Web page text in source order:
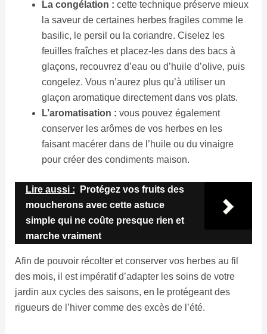
La congélation : cette technique préserve mieux
la saveur de certaines herbes fragiles comme le
basilic, le persil ou la coriandre. Ciselez les
feuilles fraîches et placez-les dans des bacs à
glaçons, recouvrez d’eau ou d’huile d’olive, puis
congelez. Vous n’aurez plus qu’à utiliser un
glaçon aromatique directement dans vos plats.
L’aromatisation : vous pouvez également
conserver les arômes de vos herbes en les
faisant macérer dans de l’huile ou du vinaigre
pour créer des condiments maison.
Lire aussi :
Protégez vos fruits des
moucherons avec cette astuce
simple qui ne coûte presque rien et
marche vraiment
Afin de pouvoir récolter et conserver vos herbes au fil
des mois, il est impératif d’adapter les soins de votre
jardin aux cycles des saisons, en le protégeant des
rigueurs de l’hiver comme des excès de l’été.